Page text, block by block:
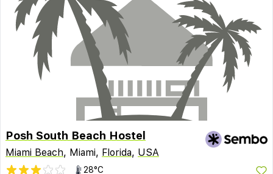
Posh South Beach Hostel
Miami Beach, Miami, Florida, USA
28°C